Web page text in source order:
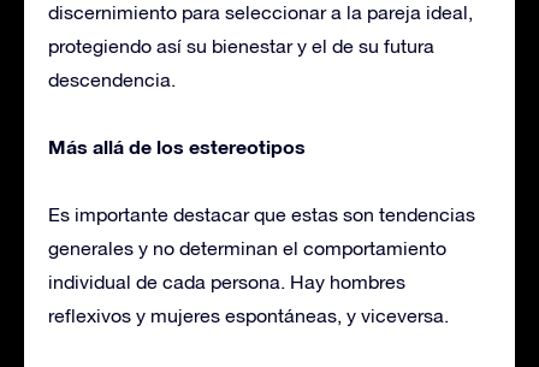
discernimiento para seleccionar a la pareja ideal,
protegiendo así su bienestar y el de su futura
descendencia.
Más allá de los estereotipos
Es importante destacar que estas son tendencias
generales y no determinan el comportamiento
individual de cada persona. Hay hombres
reflexivos y mujeres espontáneas, y viceversa.